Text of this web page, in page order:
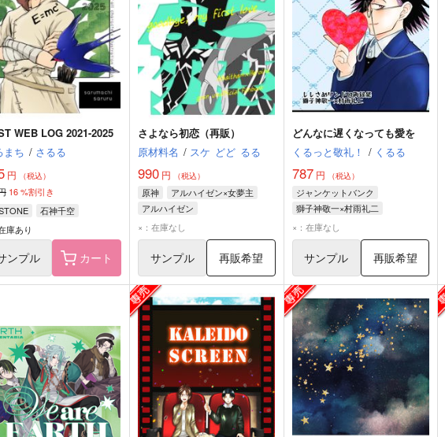
WEB LOG 2021-2025
まち / さるる
円 （税込）
16%割引き
石神千空
庫あり
ンプル カート
さよなら初恋（再販）
原材料名 / スケ どど るる
990円 （税込）
原神
アルハイゼン×女夢主
アルハイゼン
×：在庫なし
サンプル 再販希望
どんなに遅くなっても愛を
くるっと敬礼！ / くるる
787円 （税込）
ジャンケットバンク
獅子神敬一×村雨礼二
獅子神敬一
×：在庫なし
サンプル 再販希望